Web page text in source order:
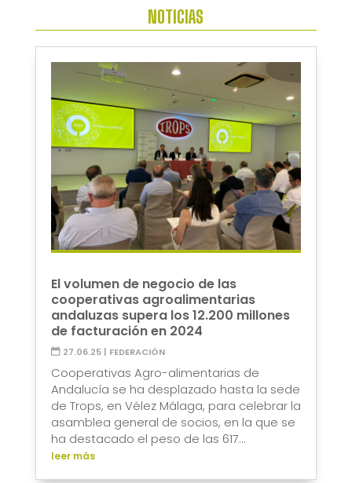
NOTICIAS
El volumen de negocio de las
cooperativas agroalimentarias
andaluzas supera los 12.200 millones
de facturación en 2024
27.06.25| FEDERACIÓN
Cooperativas Agro-alimentarias de
Andalucía se ha desplazado hasta la sede
de Trops, en Vélez Málaga, para celebrar la
asamblea general de socios, en la que se
ha destacado el peso de las 617...
leer más